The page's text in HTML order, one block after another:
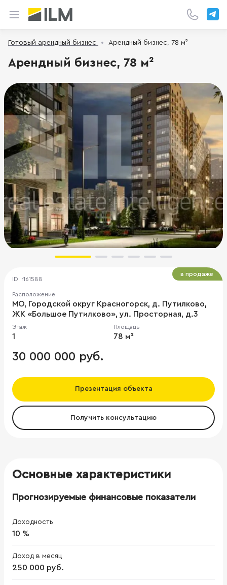
Готовый арендный бизнес Арендный бизнес, 78 м²
Арендный бизнес, 78 м²
ID: r161588
Расположение
МО, Городской округ Красногорск, д. Путилково,
ЖК «Большое Путилково», ул. Просторная, д.3
Этаж
1
Площадь
78 м²
30 000 000 руб.
Презентация объекта
Получить консультацию
в продаже
Основные характеристики
Прогнозируемые финансовые показатели
Доходность
10 %
Доход в месяц
250 000 руб.